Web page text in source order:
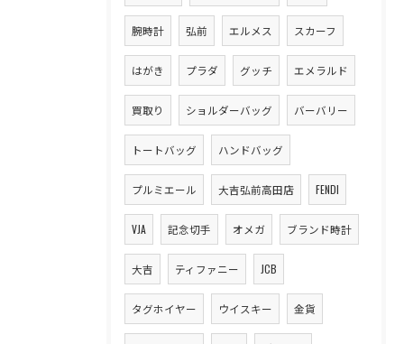
腕時計 弘前 エルメス スカーフ
はがき プラダ グッチ エメラルド
買取り ショルダーバッグ バーバリー
トートバッグ ハンドバッグ
プルミエール 大吉弘前高田店 FENDI
VJA 記念切手 オメガ ブランド時計
大吉 ティファニー JCB
タグホイヤー ウイスキー 金貨